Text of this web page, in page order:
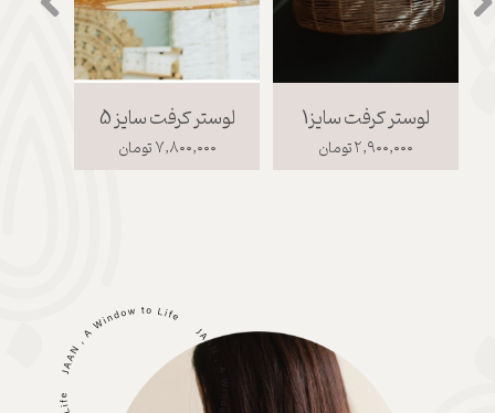
لوستر کرفت سایز 5
۷,۸۰۰,۰۰۰ تومان
لوستر کرفت سایز1
۲,۹۰۰,۰۰۰ تومان